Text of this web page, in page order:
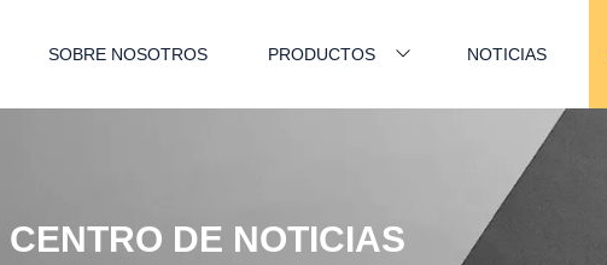
SOBRE NOSOTROS PRODUCTOS NOTICIAS
CENTRO DE NOTICIAS